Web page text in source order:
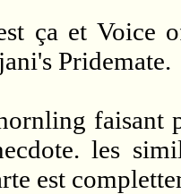
ça et Voice
Pridemate.
faisant
les
est